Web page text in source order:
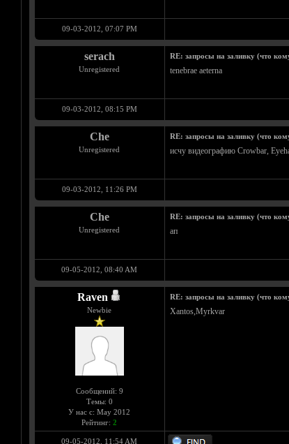
09-03-2012, 07:07 PM
serach
Unregistered
RE: запросы на заливку (что
tenebrae aeterna
09-03-2012, 08:15 PM
Che
Unregistered
RE: запросы на заливку (что
исчу видеографию Crowbar,
09-03-2012, 11:26 PM
Che
Unregistered
RE: запросы на заливку (что
ап
09-05-2012, 08:40 AM
Raven
Newbie
Сообщений: 9
Темы: 0
У нас с: May 2012
Рейтинг: 2
RE: запросы на заливку (что
Xantos,Myrkvar
09-05-2012, 11:54 AM